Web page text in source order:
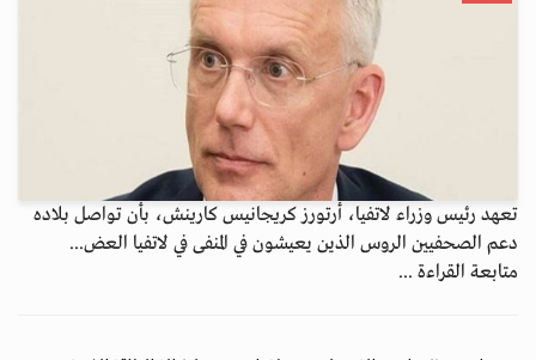
تعهد رئيس وزراء لاتفيا، أرتورز كريجانيس كارينش، بأن تواصل بلاده
دعم الصحفيين الروس الذين يعيشون في المنفى في لاتفيا العض...
متابعة القراءة ...